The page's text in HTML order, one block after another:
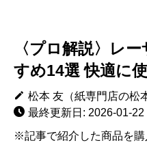
〈プロ解説〉レ
すめ14選 快適に
松本 友（紙専門店の松
最終更新日: 2026-01-22
※記事で紹介した商品を